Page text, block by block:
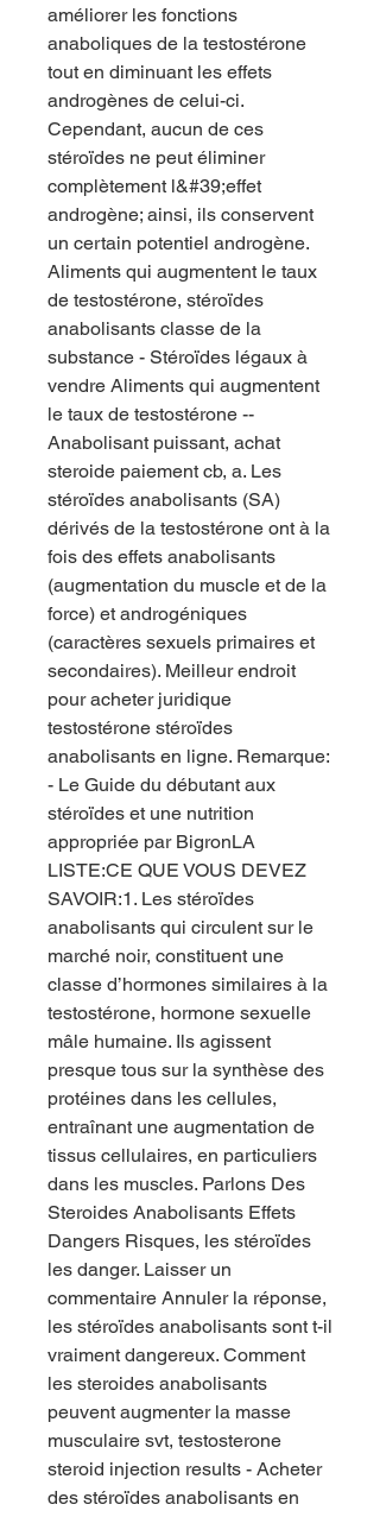
améliorer les fonctions
anaboliques de la testostérone
tout en diminuant les effets
androgènes de celui-ci.
Cependant, aucun de ces
stéroïdes ne peut éliminer
complètement l&#39;effet
androgène; ainsi, ils conservent
un certain potentiel androgène.
Aliments qui augmentent le taux
de testostérone, stéroïdes
anabolisants classe de la
substance - Stéroïdes légaux à
vendre Aliments qui augmentent
le taux de testostérone --
Anabolisant puissant, achat
steroide paiement cb, a. Les
stéroïdes anabolisants (SA)
dérivés de la testostérone ont à la
fois des effets anabolisants
(augmentation du muscle et de la
force) et androgéniques
(caractères sexuels primaires et
secondaires). Meilleur endroit
pour acheter juridique
testostérone stéroïdes
anabolisants en ligne. Remarque:
- Le Guide du débutant aux
stéroïdes et une nutrition
appropriée par BigronLA
LISTE:CE QUE VOUS DEVEZ
SAVOIR:1. Les stéroïdes
anabolisants qui circulent sur le
marché noir, constituent une
classe d’hormones similaires à la
testostérone, hormone sexuelle
mâle humaine. Ils agissent
presque tous sur la synthèse des
protéines dans les cellules,
entraînant une augmentation de
tissus cellulaires, en particuliers
dans les muscles. Parlons Des
Steroides Anabolisants Effets
Dangers Risques, les stéroïdes
les danger. Laisser un
commentaire Annuler la réponse,
les stéroïdes anabolisants sont t-il
vraiment dangereux. Comment
les steroides anabolisants
peuvent augmenter la masse
musculaire svt, testosterone
steroid injection results - Acheter
des stéroïdes anabolisants en